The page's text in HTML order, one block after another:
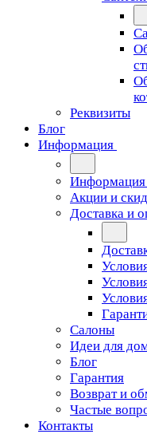
Реквизиты
Блог
Информация
Информация
Акции и
Доставка и
Салоны
Идеи для
Блог
Гарантия
Возврат и
Частые
Контакты